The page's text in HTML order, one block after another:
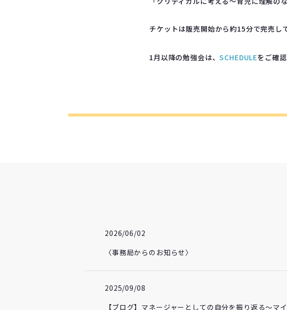
チケットは販売開始から約15分で完売し
1月以降の勉強会は、SCHEDULEをご確
2026/06/02
〈事務局からのお知らせ〉
2025/09/08
【ブログ】マネージャーとしての自分を振り返る～マ